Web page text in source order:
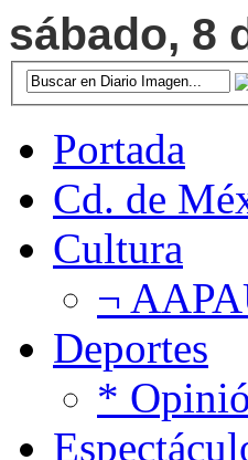
sábado, 8
Portada
Cd. de
Cultura
¬
Deportes
*